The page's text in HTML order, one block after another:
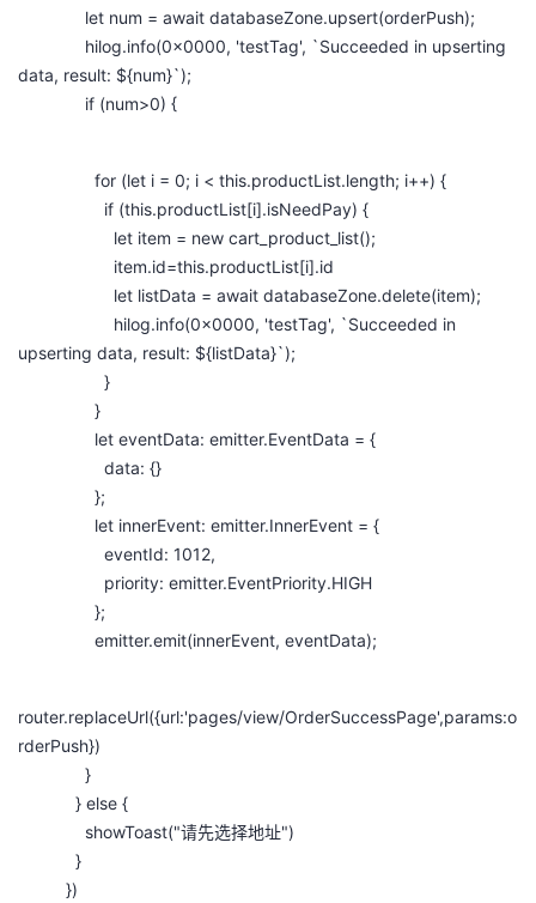
let num = await databaseZone.upsert(orderPush);
hilog.info(0x0000, 'testTag', `Succeeded in upserting
data, result: ${num}`);
if (num>0) {
for (let i = 0; i < this.productList.length; i++) {
if (this.productList[i].isNeedPay) {
let item = new cart_product_list();
item.id=this.productList[i].id
let listData = await databaseZone.delete(item);
hilog.info(0x0000, 'testTag', `Succeeded in
upserting data, result: ${listData}`);
}
}
let eventData: emitter.EventData = {
data: {}
};
let innerEvent: emitter.InnerEvent = {
eventId: 1012,
priority: emitter.EventPriority.HIGH
};
emitter.emit(innerEvent, eventData);
router.replaceUrl({url:'pages/view/OrderSuccessPage',params:o
rderPush})
}
} else {
showToast("请先选择地址")
}
})